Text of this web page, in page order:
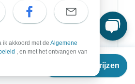
Reisdata & prijzen
ik akkoord met de Algemene
, en met het ontvangen van